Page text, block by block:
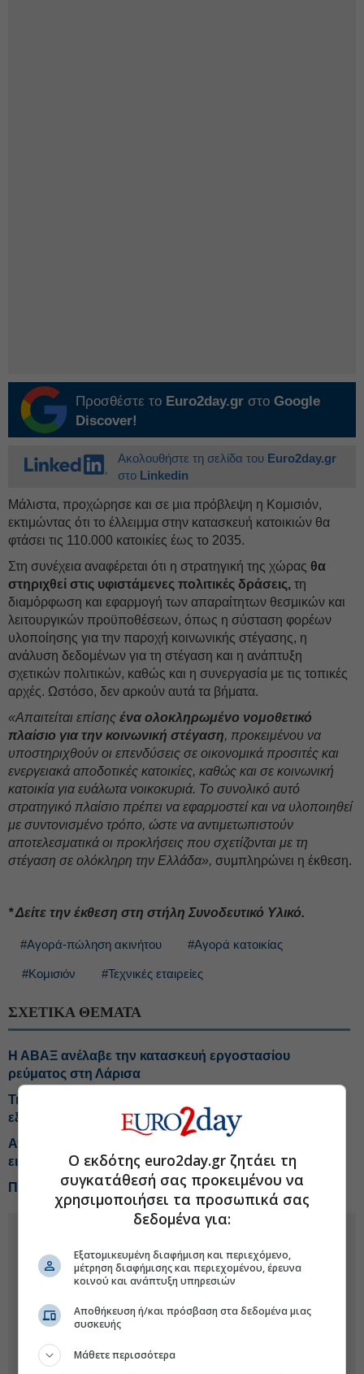
Προσθέστε το Euro2day.gr στο Google
Discover!
Ακολουθήστε τη σελίδα του Euro2day.gr
στο Linkedin
Μάλιστα, προχώρησε και σε μια πρόβλεψη η Κομισιόν,
εκτιμώντας ότι το έλλειμμα στην κατασκευή κατοικιών θα
φτάσει τις 110.000 κατοικίες έως το 2035.
Στη συνέχεια αναφέρεται ότι η στρατηγική της χώρας θα
στηριχθεί στις υφιστάμενες πολιτικές δράσεις, τη
διαμόρφωση και εφαρμογή των απαραίτητων θεσμικών και
λειτουργικών προϋποθέσεων, όπως η σύσταση φορέων
υλοποίησης για την παροχή κοινωνικής στέγασης, η
ανάλυση δεδομένων για τη στέγαση και η ανάπτυξη
σχετικών πολιτικών, καθώς και η συνεργασία με τις τοπικές
αρχές. Ωστόσο, δεν αρκούν αυτά τα βήματα.
«Απαιτείται επίσης ένα ολοκληρωμένο νομοθετικό
πλαίσιο για την κοινωνική στέγαση, προκειμένου να
υποστηριχθούν οι επενδύσεις σε οικονομικά προσιτές και
ενεργειακά αποδοτικές κατοικίες, καθώς και σε κοινωνική
κατοικία για ευάλωτα νοικοκυριά. Το συνολικό αυτό
στρατηγικό πλαίσιο πρέπει να εφαρμοστεί και να υλοποιηθεί
με συντονισμένο τρόπο, ώστε να αντιμετωπιστούν
αποτελεσματικά οι προκλήσεις που σχετίζονται με τη
στέγαση σε ολόκληρη την Ελλάδα», συμπληρώνει η έκθεση.
* Δείτε την έκθεση στη στήλη Συνοδευτικό Υλικό.
#Αγορά-πώληση ακινήτου #Αγορά κατοικίας
#Κομισιόν #Τεχνικές εταιρείες
ΣΧΕΤΙΚΑ ΘΕΜΑΤΑ
Η ΑΒΑΞ ανέλαβε την κατασκευή εργοστασίου
ρεύματος στη Λάρισα
Trastor: Πρόβλεψη για κέρδη άνω των €30 εκατ. στο
εξάμηνο
Αγορά κατοικίας: Άνοδο τιμών έως 7% βλέπουν οι
ειδικοί, τα τρία σενάρια
Πόσο κοστίζει τώρα ένα εξοχικό κοντά στην Αθήνα
Ο εκδότης euro2day.gr ζητάει τη
συγκατάθεσή σας προκειμένου να
χρησιμοποιήσει τα προσωπικά σας
δεδομένα για:
Εξατομικευμένη διαφήμιση και περιεχόμενο,
μέτρηση διαφήμισης και περιεχομένου, έρευνα
κοινού και ανάπτυξη υπηρεσιών
Αποθήκευση ή/και πρόσβαση στα δεδομένα μιας
συσκευής
Μάθετε περισσότερα